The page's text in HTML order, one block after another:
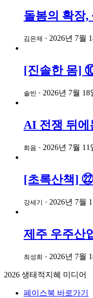
돌봄의 확장,
김은제 · 2026년 7월
[진솔한 몸]
솔빈 · 2026년 7월 18
AI 전쟁 뒤에
희음 · 2026년 7월 11
[초록산책]
강세기 · 2026년 7월
제주 우주산
최성희 · 2026년 7월
2026 생태적지혜 미디어
페이스북 바로가기